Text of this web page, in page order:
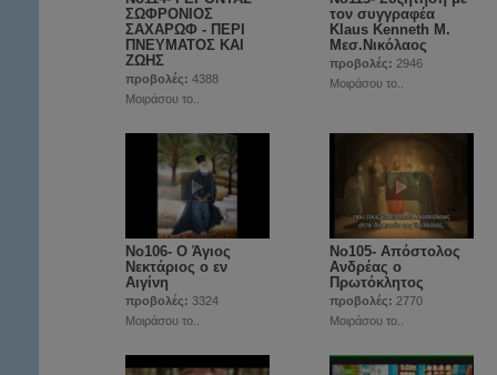
ΣΩΦΡΟΝΙΟΣ
ΣΑΧΑΡΩΦ - ΠΕΡΙ
ΠΝΕΥΜΑΤΟΣ ΚΑΙ
ΖΩΗΣ
προβολές: 4388
Μοιράσου το..
τον συγγραφέα
Klaus Kenneth Μ.
Μεσ.Νικόλαος
προβολές: 2946
Μοιράσου το..
Νο106- Ο Άγιος
Νεκτάριος ο εν
Αιγίνη
προβολές: 3324
Μοιράσου το..
Νο105- Απόστολος
Ανδρέας ο
Πρωτόκλητος
προβολές: 2770
Μοιράσου το..